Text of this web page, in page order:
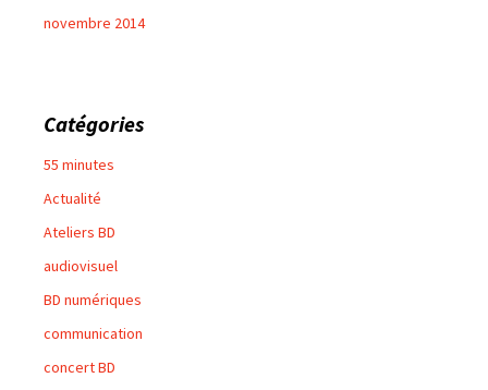
novembre 2014
Catégories
55 minutes
Actualité
Ateliers BD
audiovisuel
BD numériques
communication
concert BD